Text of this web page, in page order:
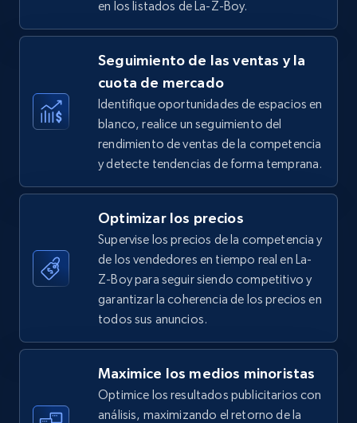
5.6K+ 875+ Comenzar ahora
TikTok Shop
URL, Title, Available, Description, Currency, Initial
price, Final price, Discount percent, and more.
5.4K+ 667+ Comenzar ahora
TikTok Shop - category
URL, Title, Available, Description, Currency, Initial
price, Final price, Discount percent, and more.
en los listados de La-Z-Boy.
Seguimiento de las ventas y la
cuota de mercado
Identifique oportunidades de espacios en
blanco, realice un seguimiento del
rendimiento de ventas de la competencia
y detecte tendencias de forma temprana.
Optimizar los precios
Supervise los precios de la competencia y
de los vendedores en tiempo real en La-
Z-Boy para seguir siendo competitivo y
garantizar la coherencia de los precios en
todos sus anuncios.
Maximice los medios minoristas
Optimice los resultados publicitarios con
análisis, maximizando el retorno de la